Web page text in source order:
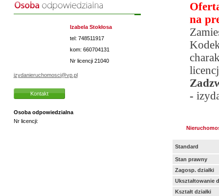
Izabela Stokłosa
tel: 748511917
kom: 660704131
Nr licencji 21040
izydanieruchomosci@vp.pl
Kontakt
Osoba odpowiedzialna
Nr licencji:
na
-
Standard
Stan prawny
Zagosp. działki
Ukształtowanie
Kształt działki